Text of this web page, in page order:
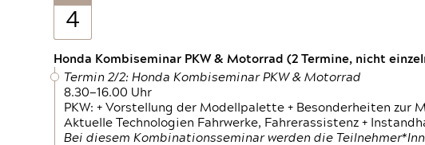
4
Honda Kombiseminar PKW & Motorrad (2 Termine, nicht
Termin 2/2: Honda Kombiseminar PKW & Motorrad
8.30—16.00 Uhr
PKW: + Vorstellung der Modellpalette + Besonderheiten
Aktuelle Technologien Fahrwerke, Fahrerassistenz +
Bei diesem Kombinationsseminar werden die